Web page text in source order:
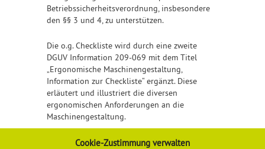
Cookie-Zustimmung verwalten
Betriebssicherheitsverordnung, insbesondere
den §§ 3 und 4, zu unterstützen.
Die o.g. Checkliste wird durch eine zweite
DGUV Information 209-069 mit dem Titel
„Ergonomische Maschinengestaltung,
Information zur Checkliste“ ergänzt. Diese
erläutert und illustriert die diversen
ergonomischen Anforderungen an die
Maschinengestaltung.​
Detailliertere Informationen finden Sie